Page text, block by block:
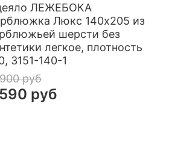
ЛЕЖЕБОКА
Люкс 140х205 из
шерсти без
легкое, плотность
3151-140-1
руб
руб